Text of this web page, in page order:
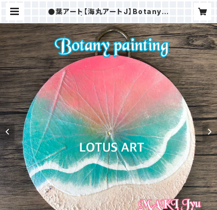
●葉アート【海丸アートJ】Botany p
HAHOKUSHOP）